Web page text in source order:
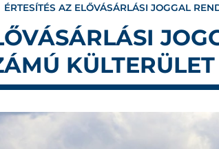
ÉRTESÍTÉS AZ ELŐVÁSÁRLÁSI JOGGAL